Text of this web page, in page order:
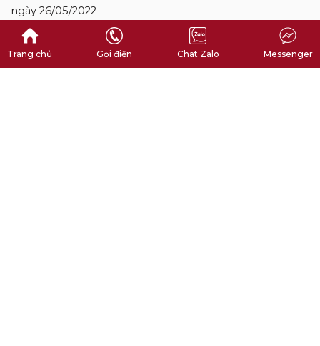
ngày 26/05/2022
Hotline : 0 9 0 9 0 9 2 7 0 6
Email : desclothinglabels@gmail.com
Trang chủ Gọi điện Chat Zalo Messenger